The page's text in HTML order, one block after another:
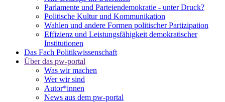
Parlamente und Parteiendemokratie - unter Druck?
Politische Kultur und Kommunikation
Wahlen und andere Formen politischer Partizipation
Effizienz und Leistungsfähigkeit demokratischer
Institutionen
Das Fach Politikwissenschaft
Über das pw-portal
Was wir machen
Wer wir sind
Autor*innen
News aus dem pw-portal